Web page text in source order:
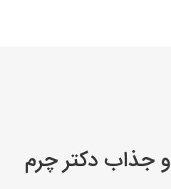
جذاب دکتر چرم